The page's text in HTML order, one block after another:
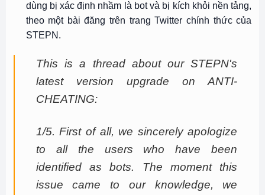
dùng bị xác định nhầm là bot và bị kích khỏi nền tảng,
theo một bài đăng trên trang Twitter chính thức của
STEPN.
This is a thread about our STEPN's
latest version upgrade on ANTI-
CHEATING:
1/5. First of all, we sincerely apologize
to all the users who have been
identified as bots. The moment this
issue came to our knowledge, we